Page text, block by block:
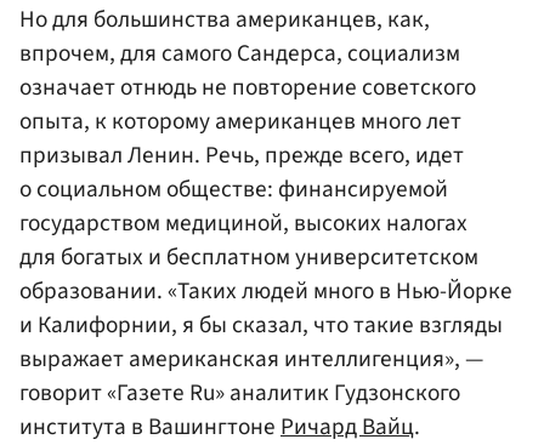
Но для большинства американцев, как,
впрочем, для самого Сандерса, социализм
означает отнюдь не повторение советского
опыта, к которому американцев много лет
призывал Ленин. Речь, прежде всего, идет
о социальном обществе: финансируемой
государством медициной, высоких налогах
для богатых и бесплатном университетском
образовании. «Таких людей много в Нью-Йорке
и Калифорнии, я бы сказал, что такие взгляды
выражает американская интеллигенция», —
говорит «Газете Ru» аналитик Гудзонского
института в ВашингтонеРичард Вайц.